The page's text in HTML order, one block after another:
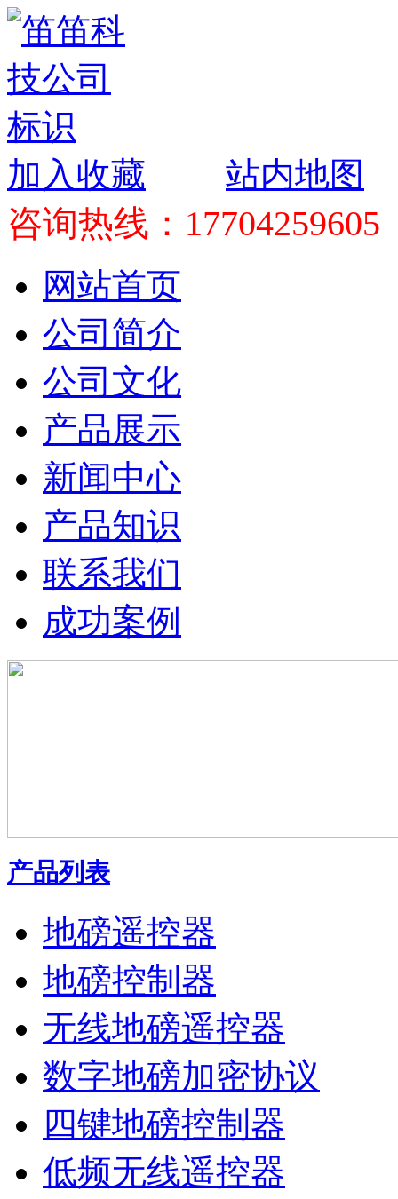
加入收藏 站内地图
咨询热线：17704259605
网站首页
公司简介
公司文化
产品展示
新闻中心
产品知识
联系我们
成功案例
产品列表
地磅遥控器
地磅控制器
无线地磅遥控器
数字地磅加密协议
四键地磅控制器
低频无线遥控器